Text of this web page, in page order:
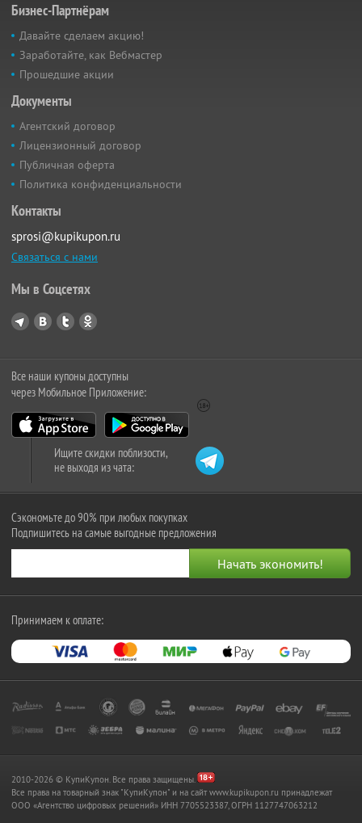
Бизнес-Партнёрам
Давайте сделаем акцию!
Заработайте, как Вебмастер
Прошедшие акции
Документы
Агентский договор
Лицензионный договор
Публичная оферта
Политика конфиденциальности
Контакты
sprosi@kupikupon.ru
Связаться с нами
Мы в Соцсетях
Все наши купоны доступны
через Мобильное Приложение:
Ищите скидки поблизости,
не выходя из чата:
Сэкономьте до 90% при любых покупках
Подпишитесь на самые выгодные предложения
Принимаем к оплате:
2010-2026 © КупиКупон. Все права защищены.
Все права на товарный знак "КупиКупон" и на сайт www.kupikupon.ru принадлежат
OOO «Агентство цифровых решений» ИНН 7705523387, ОГРН 1127747063212